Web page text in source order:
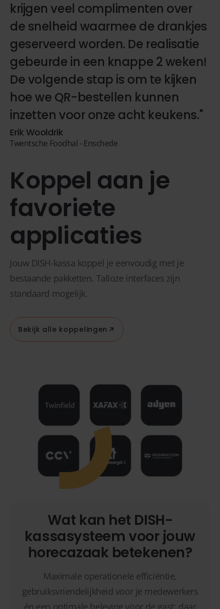
krijgen veel complimenten over
de snelheid waarmee de drankjes
geserveerd worden. De realisatie
gebeurde in een knappe 2 weken!
De volgende stap is om te kijken
hoe we QR-bestellen kunnen
inzetten voor onze acht keukens."
Erik Wooldrik
Twentsche Foodhal - Enschede
Koppel aan je
favoriete
applicaties
Jouw DISH-kassa koppel je eenvoudig met je
bestaande pakketten. Talloze interfaces zijn
standaard mogelijk.
Bekijk alle koppelingen
Wat kan het DISH-
kassasysteem voor jouw
horecazaak betekenen?
Maximale operationele efficiëntie,
gebruiksvriendelijkheid voor je medewerkers
én een optimale beleving voor de gast: daar